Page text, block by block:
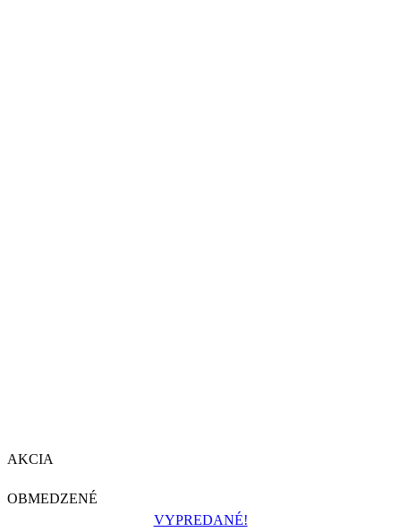
AKCIA
OBMEDZENÉ
VYPREDANÉ!